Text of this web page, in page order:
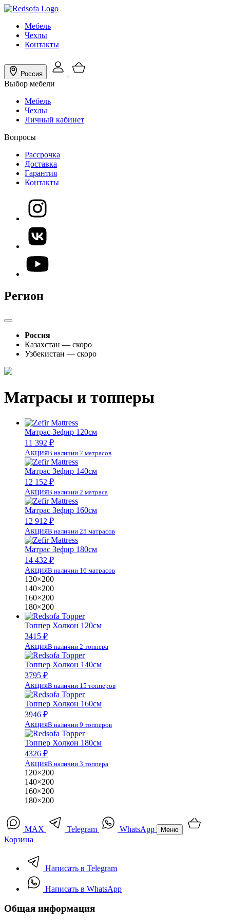
Мебель
Чехлы
Контакты
Россия
Выбор мебели
Мебель
Чехлы
Личный кабинет
Вопросы
Рассрочка
Доставка
Гарантия
Контакты
Регион
Россия
Казахстан — скоро
Узбекистан — скоро
Матрасы и топперы
Матрас Зефир 120см
11 392 ₽
АкцияВ наличии 7 матрасов
Матрас Зефир 140см
12 152 ₽
АкцияВ наличии 2 матраса
Матрас Зефир 160см
12 912 ₽
АкцияВ наличии 25 матрасов
Матрас Зефир 180см
14 432 ₽
АкцияВ наличии 16 матрасов
120×200
140×200
160×200
180×200
Топпер Холкон 120см
3415 ₽
АкцияВ наличии 2 топпера
Топпер Холкон 140см
3795 ₽
АкцияВ наличии 15 топперов
Топпер Холкон 160см
3946 ₽
АкцияВ наличии 9 топперов
Топпер Холкон 180см
4326 ₽
АкцияВ наличии 3 топпера
120×200
140×200
160×200
180×200
MAX Telegram WhatsApp Меню
Корзина
Написать в Telegram
Написать в WhatsApp
Общая информация